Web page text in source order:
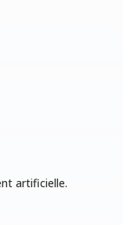
artificielle.